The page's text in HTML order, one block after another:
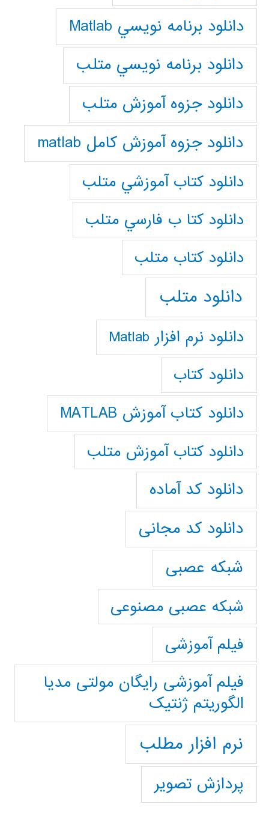
دانلود برنامه نويسي Matlab
دانلود برنامه نويسي متلب
دانلود جزوه آموزش متلب
دانلود جزوه آموزش کامل matlab
دانلود كتاب آموزشي متلب
دانلود كتا ب فارسي متلب
دانلود كتاب متلب
دانلود متلب
دانلود نرم افزار Matlab
دانلود کتاب
دانلود کتاب آموزش MATLAB
دانلود کتاب آموزش متلب
دانلود کد آماده
دانلود کد مجانی
شبکه عصبی
شبکه عصبی مصنوعی
فیلم آموزشی
فیلم آموزشی رایگان مولتی مدیا
الگوریتم ژنتیک
نرم افزار مطلب
پردازش تصویر